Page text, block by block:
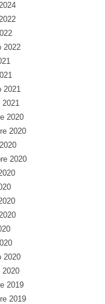
2022
2021
2021
2020
2020
2020
2020
2020
2019
2019